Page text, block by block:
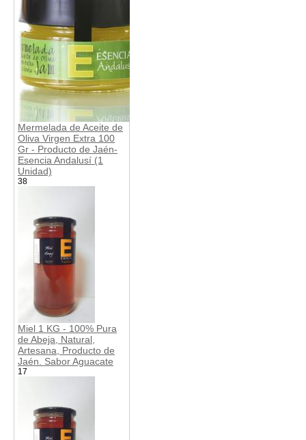
Mermelada de Aceite de
Oliva Virgen Extra 100
Gr - Producto de Jaén-
Esencia Andalusí (1
Unidad)
38
Miel 1 KG - 100% Pura
de Abeja, Natural,
Artesana, Producto de
Jaén. Sabor Aguacate
17